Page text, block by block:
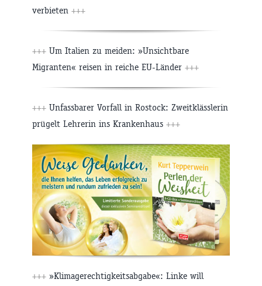
verbieten +++
+++ Um Italien zu meiden: »Unsichtbare
Migranten« reisen in reiche EU-Länder +++
+++ Unfassbarer Vorfall in Rostock: Zweitklässlerin
prügelt Lehrerin ins Krankenhaus +++
+++ »Klimagerechtigkeitsabgabe«: Linke will